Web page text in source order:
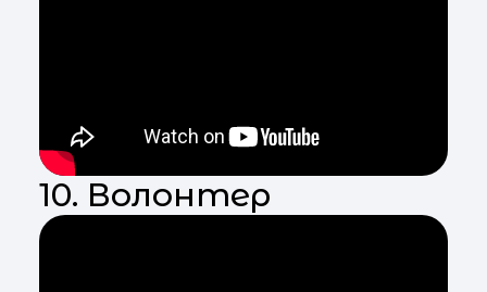
10. Волонтер